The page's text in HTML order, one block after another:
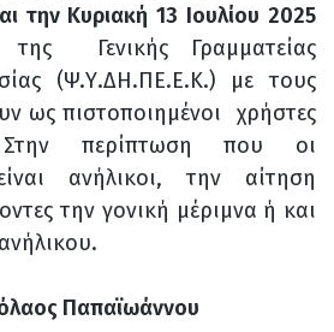
την Κυριακή 13 Ιουλίου 2025
της Γενικής Γραμματείας
(Ψ.Υ.ΔΗ.ΠΕ.Ε.Κ.) με τους
ως πιστοποιημένοι χρήστες
περίπτωση που οι
ανήλικοι, την αίτηση
την γονική μέριμνα ή και
Παπαϊωάννου